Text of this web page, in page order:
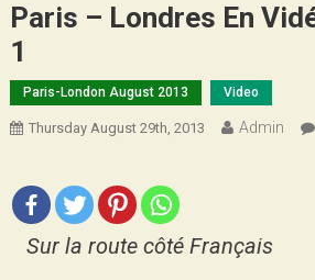
Paris – Londres En
1
Paris-London August 2013 Video
Thursday August 29th, 2013 Admin
Sur la route côté Français